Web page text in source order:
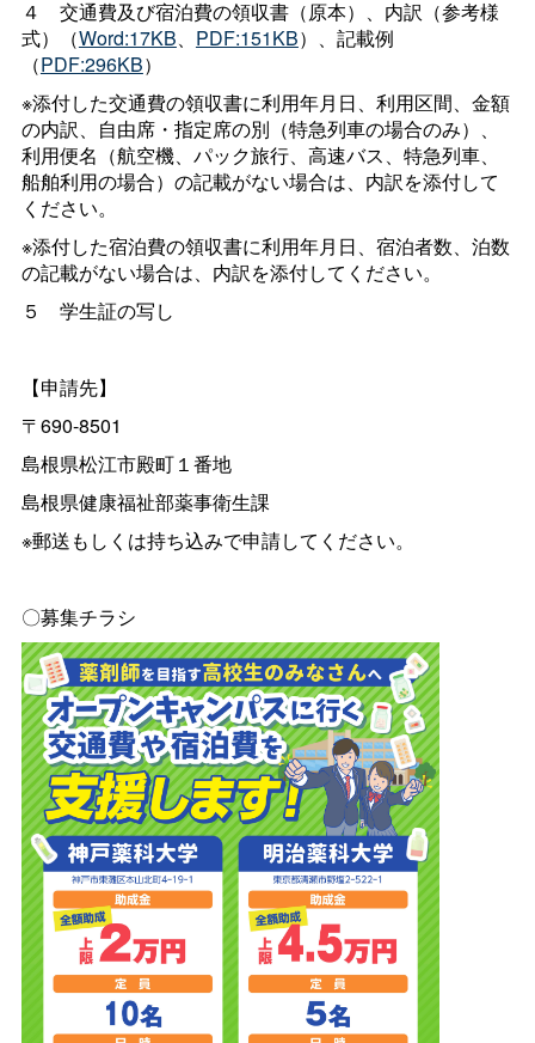
４ 交通費及び宿泊費の領収書（原本）、内訳（参考様
式）（Word:17KB、 PDF:151KB）、記載例
（PDF:296KB）
※添付した交通費の領収書に利用年月日、利用区間、金額
の内訳、自由席・指定席の別（特急列車の場合のみ）、
利用便名（航空機、パック旅行、高速バス、特急列車、
船舶利用の場合）の記載がない場合は、内訳を添付して
ください。
※添付した宿泊費の領収書に利用年月日、宿泊者数、泊数
の記載がない場合は、内訳を添付してください。
５ 学生証の写し
【申請先】
〒690-8501
島根県松江市殿町１番地
島根県健康福祉部薬事衛生課
※郵送もしくは持ち込みで申請してください。
〇募集チラシ